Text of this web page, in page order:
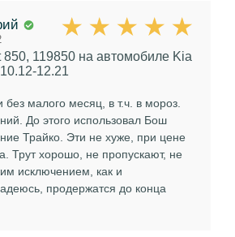
119850 на автомобиле Kia
12.21
без малого месяц, в т.ч. в мороз.
До этого использовал Бош
Трайко. Эти не хуже, при цене
Трут хорошо, не пропускают, не
исключением, как и
продержатся до конца